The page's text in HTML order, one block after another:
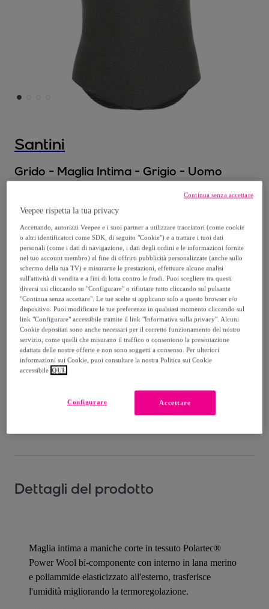
Santini
Grido - Maglia Intima - Grigio - Uomo
49, €
109,00 €
-55%
Venduto daSantini Cycling Wear
Consegna
Consegna da3,66 €
Dettagli del prodotto
Maglia intima a maniche corte in tessuto Polartec®
Power Wool bi-componente con interno in lana merino
e poliammide elasticizzato all'esterno, trasferisce
l'umidità migliorando la termoregolazione.
Veepee rispetta la tua privacy
Accettando, autorizzi Veepee e i suoi partner a utilizzare tracciatori (come cookie
o altri identificatori come SDK, di seguito "Cookie") e a trattare i tuoi dati
personali (come i dati di navigazione, i dati degli ordini e le informazioni fornite
nel tuo account membro) al fine di offrirti pubblicità personalizzate (anche sullo
schermo della tua TV) e misurarne le prestazioni, effettuare alcune analisi
sull'attività di vendita e a fini di lotta contro le frodi. Puoi scegliere tra questi
diversi usi cliccando su "Configurare" o rifiutare tutto cliccando sul pulsante
"Continua senza accettare". Le tue scelte si applicano solo a questo browser e/o
dispositivo. Puoi modificare le tue preferenze in qualsiasi momento cliccando sul
link "Configurare" accessibile tramite il link "Informativa sulla privacy". Alcuni
Cookie depositati sono anche necessari per il corretto funzionamento del nostro
servizio, come quelli che misurano il traffico o consentono la presentazione
adattata delle nostre offerte e non sono soggetti a consenso. Per ulteriori
informazioni sui Cookie, puoi consultare la nostra Politica sui Cookie
accessibile QUI.
Accettare
Configurare
Continua senza accettare